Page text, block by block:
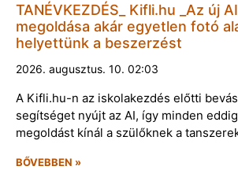
TANÉVKEZDÉS_ Kifli.hu _Az új
megoldása akár egyetlen fotó
helyettünk a beszerzést
2026. augusztus. 10. 02:03
A Kifli.hu-n az iskolakezdés előtti
segítséget nyújt az AI, így minden
megoldást kínál a szülőknek a
BŐVEBBEN »